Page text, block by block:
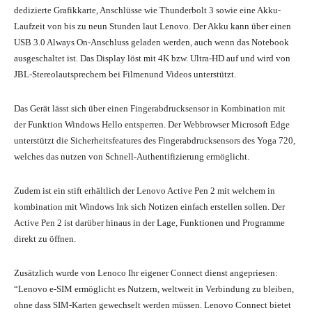
dedizierte Grafikkarte, Anschlüsse wie Thunderbolt 3 sowie eine Akku-
Laufzeit von bis zu neun Stunden laut Lenovo. Der Akku kann über einen
USB 3.0 Always On-Anschluss geladen werden, auch wenn das Notebook
ausgeschaltet ist. Das Display löst mit 4K bzw. Ultra-HD auf und wird von
JBL-Stereolautsprechern bei Filmenund Videos unterstützt.
Das Gerät lässt sich über einen Fingerabdrucksensor in Kombination mit
der Funktion Windows Hello entsperren. Der Webbrowser Microsoft Edge
unterstützt die Sicherheitsfeatures des Fingerabdrucksensors des Yoga 720,
welches das nutzen von Schnell-Authentifizierung ermöglicht.
Zudem ist ein stift erhältlich der Lenovo Active Pen 2 mit welchem in
kombination mit Windows Ink sich Notizen einfach erstellen sollen. Der
Active Pen 2 ist darüber hinaus in der Lage, Funktionen und Programme
direkt zu öffnen.
Zusätzlich wurde von Lenoco Ihr eigener Connect dienst angepriesen:
“Lenovo e-SIM ermöglicht es Nutzern, weltweit in Verbindung zu bleiben,
ohne dass SIM-Karten gewechselt werden müssen. Lenovo Connect bietet